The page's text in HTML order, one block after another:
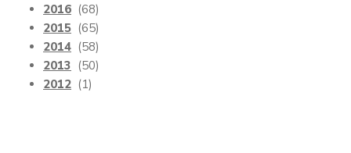
2016 (68)
2015 (65)
2014 (58)
2013 (50)
2012 (1)